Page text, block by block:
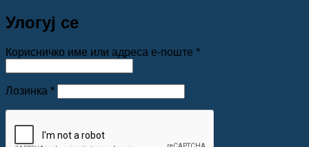
Улогуј се
Корисничко име или адреса е-поште *Обавезно
Лозинка *Обавезно